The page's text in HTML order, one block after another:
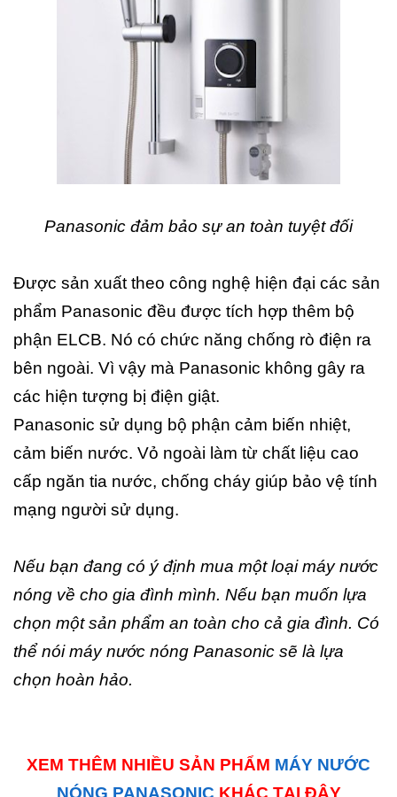
Panasonic đảm bảo sự an toàn tuyệt đối
Được sản xuất theo công nghệ hiện đại các sản
phẩm Panasonic đều được tích hợp thêm bộ
phận ELCB. Nó có chức năng chống rò điện ra
bên ngoài. Vì vậy mà Panasonic không gây ra
các hiện tượng bị điện giật.
Panasonic sử dụng bộ phận cảm biến nhiệt,
cảm biến nước. Vỏ ngoài làm từ chất liệu cao
cấp ngăn tia nước, chống cháy giúp bảo vệ tính
mạng người sử dụng.
Nếu bạn đang có ý định mua một loại máy nước
nóng về cho gia đình mình. Nếu bạn muốn lựa
chọn một sản phẩm an toàn cho cả gia đình. Có
thể nói máy nước nóng Panasonic sẽ là lựa
chọn hoàn hảo.
XEM THÊM NHIỀU SẢN PHẨM MÁY NƯỚC
NÓNG PANASONIC KHÁC TẠI ĐÂY